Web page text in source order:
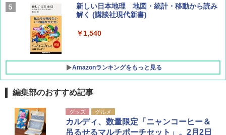
AIRLINE（エアライン）2026年9月号【特
集】ボーイング110周年を祝して！
￥1,760
新しい日本地理 地図・統計・移動から読み
解く (講談社現代新書)
￥1,540
Amazonランキングをもっと見る
[キャンパーズコレクション 山善] ポップアッ
プテント 傘みたいに広げて畳める パッとサ
ッとサンシェード キューブ フルクローズ メ
DEWEL パラソル 大型 ビーチ アウトドアパ
ラソル ガーデン サイトシート付 折りたたみ
防水 UVカット 4段階高さ調整 軽量 収納袋付
編集部のおすすめ記事
グッズ グルメ
カルディ、数量限定「ニャンコーヒー＆
吊るせるマルチポーチセット」。2月2日